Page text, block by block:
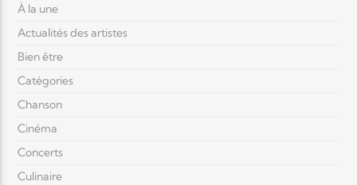
À la une
Actualités des artistes
Bien être
Catégories
Chanson
Cinéma
Concerts
Culinaire